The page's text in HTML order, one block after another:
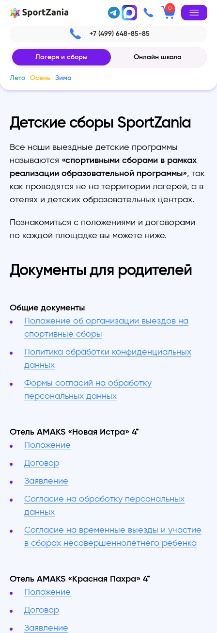
0
+7 (499) 648-85-85
Лагеря и сборы Онлайн школа
Лето Осень Зима
Детские сборы SportZania
Все наши выездные детские программы
называются «спортивными сборами в рамках
реализации образовательной программы», так
как проводятся не на территории лагерей, а в
отелях и детских образовательных центрах.
Познакомиться с положениями и договорами
по каждой площадке вы можете ниже.
Документы для родителей
Общие документы
Положение об организации выездов на
спортивные сборы
Политика обработки конфиденциальных
данных
Формы согласий на обработку
персональных данных
Отель AMAKS «Новая Истра» 4*
Положение
Договор
Заявление
Согласие на обработку персональных
данных
Согласие на временные выезды и участие
в сборах несовершеннолетнего ребенка
Отель AMAKS «Красная Пахра» 4*
Положение
Договор
Заявление